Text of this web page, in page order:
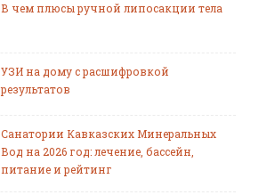
В чем плюсы ручной липосакции тела
УЗИ на дому с расшифровкой
результатов
Санатории Кавказских Минеральных
Вод на 2026 год: лечение, бассейн,
питание и рейтинг